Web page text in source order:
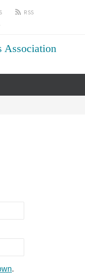
RSS
Association
.